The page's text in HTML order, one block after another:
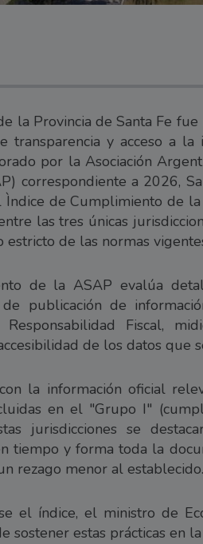
la Provincia de Santa Fe
transparencia y acceso a
por la Asociación
correspondiente a 2026,
de Cumplimiento de la
las tres únicas
de las normas
de la ASAP evalúa
de publicación de
Fiscal,
de los datos que
la información oficial
en el "Grupo I"
jurisdicciones se
tiempo y forma toda la
rezago menor al establecido.
el índice, el ministro de
sostener estas prácticas en